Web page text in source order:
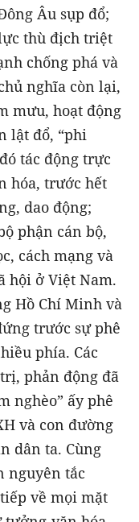
Âu sụp đổ;
thù địch triệt
chống phá và
nghĩa còn lại,
mưu, hoạt động
lật đổ, “phi
tác động trực
hóa, trước hết
dao động;
phận cán bộ,
cách mạng và
hội ở Việt Nam.
Hồ Chí Minh và
trước sự phê
phía. Các
phản động đã
nghèo” ấy phê
và con đường
dân ta. Cùng
nguyên tắc
về mọi mặt